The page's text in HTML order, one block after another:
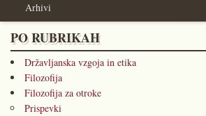
Arhivi
PO RUBRIKAH
Državljanska vzgoja in etika
Filozofija
Filozofija za otroke
Prispevki